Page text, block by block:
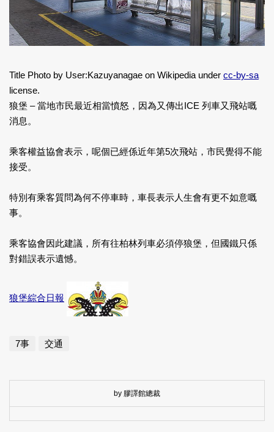
Title Photo by User:Kazuyanagae on Wikipedia under cc-by-sa
license.
狼堡 – 當地市民最近相當憤怒，因為又傳出ICE 列車又飛站嘅
消息。
乘客權益協會表示，呢個已經係近年第5次飛站，市民覺得不能
接受。
特別有乘客質問為何不停車時，車長表示人生會有更不如意嘅
事。
乘客協會因此建議，所有往柏林列車必須停狼堡，但國鐵只係
對錯誤表示遺憾。
狼堡綜合日報
7事 交通
by 膠譯館總裁